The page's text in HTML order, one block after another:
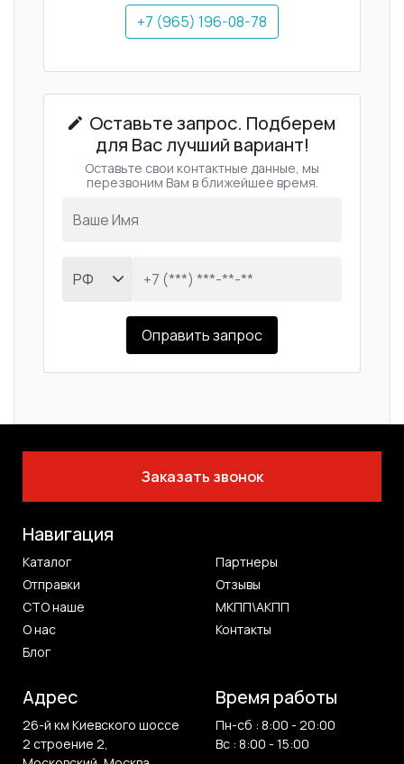
+7 (965) 196-08-78
Оставьте запрос. Подберем
для Вас лучший вариант!
Оставьте свои контактные данные, мы
перезвоним Вам в ближейшее время.
Оправить запрос
Заказать звонок
Навигация
Каталог
Партнеры
Отправки
Отзывы
СТО наше
МКПП\АКПП
О нас
Контакты
Блог
Адрес
26-й км Киевского шоссе
2 строение 2,
Время работы
Пн-сб : 8:00 - 20:00
Вс : 8:00 - 15:00